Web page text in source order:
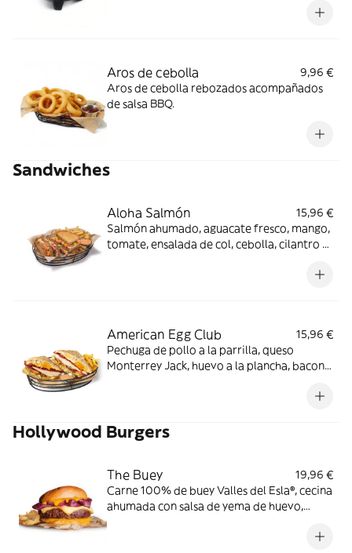
Aros de cebolla
9,96 €
Aros de cebolla rebozados acompañados
de salsa BBQ.
Sandwiches
Aloha Salmón
15,96 €
Salmón ahumado, aguacate fresco, mango,
tomate, ensalada de col, cebolla, cilantro y
American Egg Club
15,96 €
Pechuga de pollo a la parrilla, queso
Monterrey Jack, huevo a la plancha, bacon
salsa mayo-wey en pan tostado con pipas
Hollywood Burgers
The Buey
19,96 €
Carne 100% de buey Valles del Esla®, cecina
ahumada con salsa de yema de huevo,